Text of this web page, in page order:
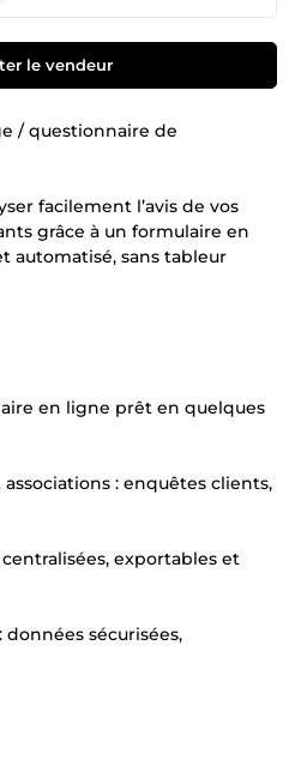
le vendeur
/ questionnaire de
facilement l’avis de vos
grâce à un formulaire en
automatisé, sans tableur
en ligne prêt en quelques
associations : enquêtes clients,
exportables et
sécurisées,